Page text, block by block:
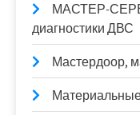
МАСТЕР-
диагностики ДВС
Мастердоор,